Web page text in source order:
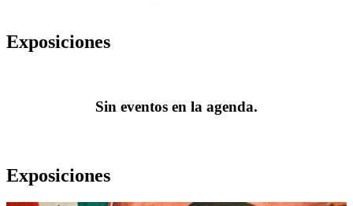
Exposiciones
Sin eventos en la agenda.
Exposiciones